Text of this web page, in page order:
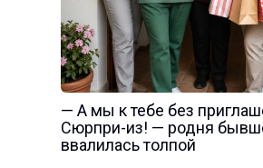
— А мы к тебе без
Сюрпри-из! — родня
ввалилась толпой